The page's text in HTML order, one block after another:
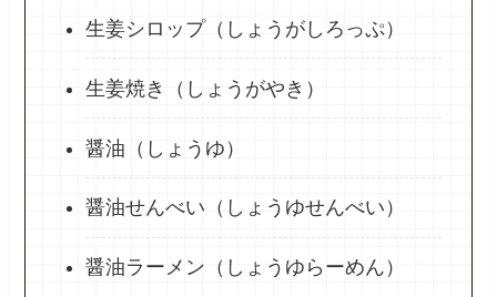
生姜シロップ（しょうがしろっぷ）
生姜焼き（しょうがやき）
醤油（しょうゆ）
醤油せんべい（しょうゆせんべい）
醤油ラーメン（しょうゆらーめん）